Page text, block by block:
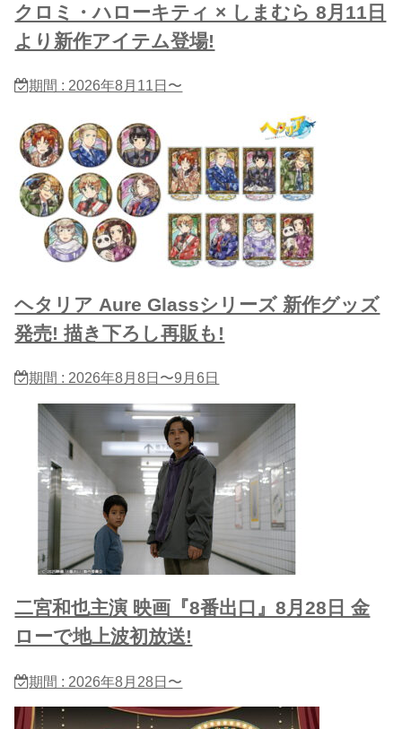
クロミ・ハローキティ × しまむら 8月11日
より新作アイテム登場!
期間 : 2026年8月11日〜
ヘタリア Aure Glassシリーズ 新作グッズ
発売! 描き下ろし再販も!
期間 : 2026年8月8日〜9月6日
二宮和也主演 映画『8番出口』8月28日 金
ローで地上波初放送!
期間 : 2026年8月28日〜